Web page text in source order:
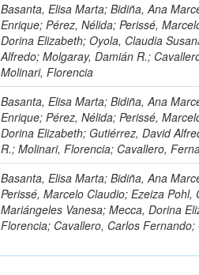
Basanta, Elisa Marta; Bidiña, Ana
Enrique; Pérez, Nélida; Perissé,
Dorina Elizabeth; Oyola, Claudia
Alfredo; Molgaray, Damián R.;
Molinari, Florencia
Basanta, Elisa Marta; Bidiña, Ana
Enrique; Pérez, Nélida; Perissé,
Dorina Elizabeth; Gutiérrez, David
R.; Molinari, Florencia; Cavallero,
Basanta, Elisa Marta; Bidiña, Ana
Perissé, Marcelo Claudio; Ezeiza Pohl,
Mariángeles Vanesa; Mecca, Dorina
Florencia; Cavallero, Carlos